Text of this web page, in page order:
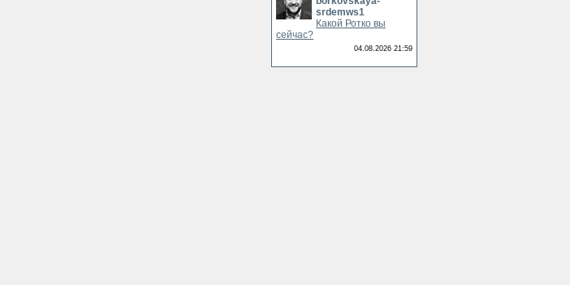
srdemws1
Какой Ротко вы
сейчас?
04.08.2026 21:59